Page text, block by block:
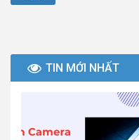
TIN MỚI NHẤT